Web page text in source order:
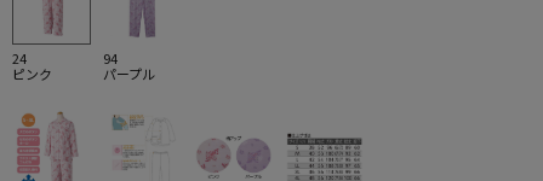
24
ピンク
94
パープル